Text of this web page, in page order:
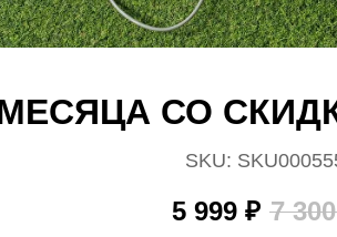
СО
SKU:
5 999 ₽ 7 300
ПОДРОБНЕЕ